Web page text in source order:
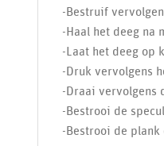
-Bestruif
-Haal het deeg na
-Laat het deeg op
-Druk vervolgens
-Draai vervolgens
-Bestrooi de
-Bestrooi de